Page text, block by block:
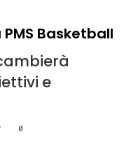
Basketball
e
0